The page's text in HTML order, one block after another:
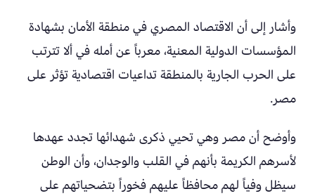
وأشار إلى أن الاقتصاد المصري في منطقة الأمان بشهادة
المؤسسات الدولية المعنية، معرباً عن أمله في ألا تترتب
على الحرب الجارية بالمنطقة تداعيات اقتصادية تؤثر على
مصر.
وأوضح أن مصر وهي تحيي ذكرى شهدائها تجدد عهدها
لأسرهم الكريمة بأنهم في القلب والوجدان، وأن الوطن
سيظل وفياً لهم محافظاً عليهم فخوراً بتضحياتهم على